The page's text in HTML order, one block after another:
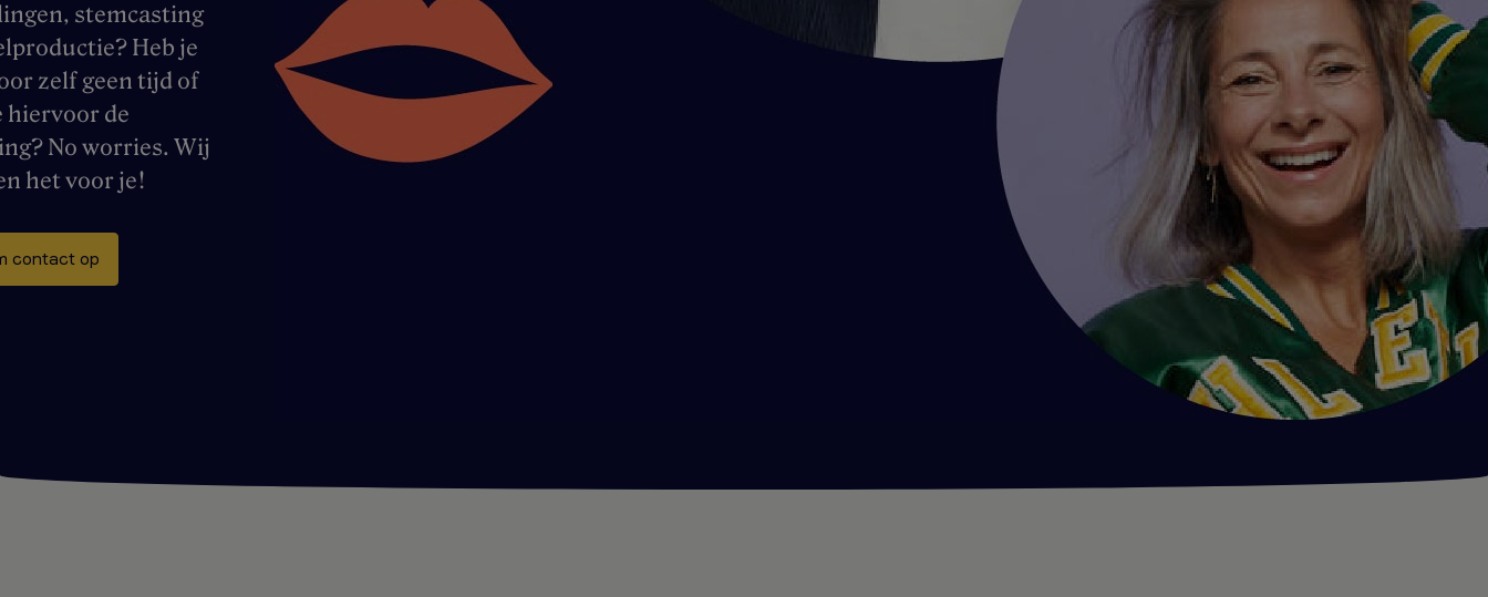
stemcasting
Heb je
zelf geen tijd of
hiervoor de
No worries. Wij
het voor je!
contact op